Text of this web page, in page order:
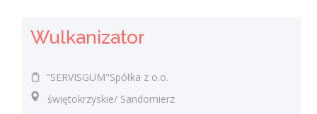
Wulkanizator
"SERVISGUM"Spółka z o.o.
świętokrzyskie/ Sandomierz